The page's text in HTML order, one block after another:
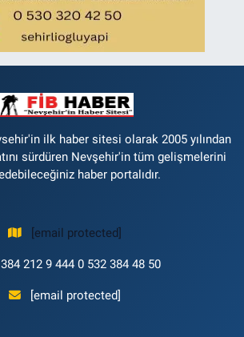
ilk haber sitesi olarak 2005 yılından
sürdüren Nevşehir'in tüm gelişmelerini
haber portalıdır.
[email protected]
212 9 444 0 532 384 48 50
[email protected]